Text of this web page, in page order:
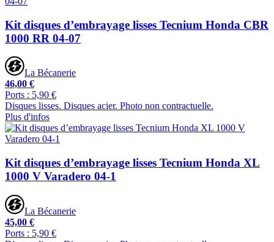
Kit disques d’embrayage lisses Tecnium Honda CBR
1000 RR 04-07
La Bécanerie
46,00 €
Ports : 5,90 €
Disques lisses. Disques acier. Photo non contractuelle.
Plus d'infos
Kit disques d’embrayage lisses Tecnium Honda XL
1000 V Varadero 04-1
La Bécanerie
45,00 €
Ports : 5,90 €